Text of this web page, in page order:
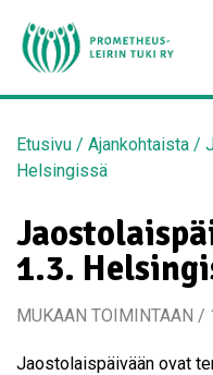
Etusivu / Ajankohtaista /
Helsingissä
1.3.
MUKAAN TOIMINTAAN /
Jaostolaispäivään ovat